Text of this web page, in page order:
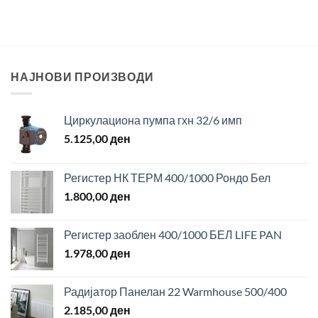
НАЈНОВИ ПРОИЗВОДИ
Циркулациона пумпа гхн 32/6 имп
5.125,00ден
Регистер НК ТЕРМ 400/1000 Рондо Бел
1.800,00ден
Регистер заоблен 400/1000 БЕЛ LIFE PAN
1.978,00ден
Радијатор Панелан 22 Warmhouse 500/400
2.185,00ден